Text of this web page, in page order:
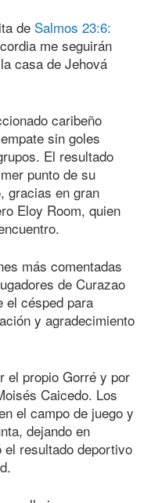
de Salmos 23:6:
me seguirán
casa de Jehová
caribeño
sin goles
El resultado
punto de su
gracias en gran
Eloy Room, quien
más comentadas
de Curazao
el césped para
y agradecimiento
el propio Gorré y por
Caicedo. Los
el campo de juego y
dejando en
resultado deportivo